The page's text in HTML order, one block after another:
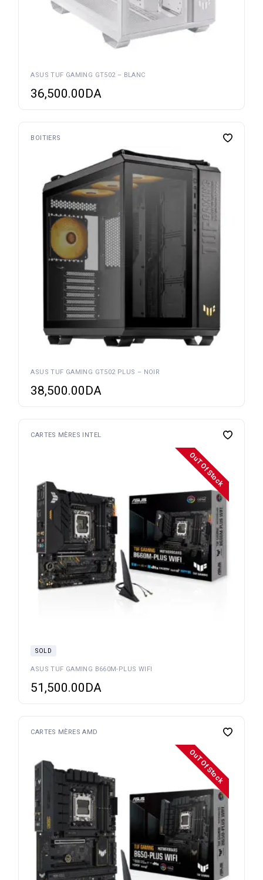
ASUS TUF GAMING GT502 – BLANC
36,500.00DA
BOITIERS
ASUS TUF GAMING GT502 PLUS – NOIR
38,500.00DA
CARTES MÈRES INTEL
OuT Of Stock
SOLD
ASUS TUF GAMING B660M-PLUS WIFI
51,500.00DA
CARTES MÈRES AMD
OuT Of Stock